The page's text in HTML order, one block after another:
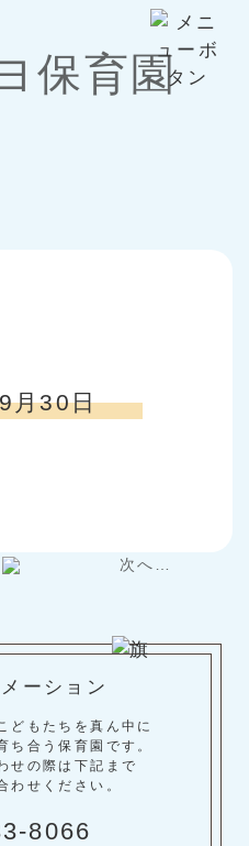
月30日
次へ…
どもたちを真ん中に
ち合う保育園です。
せの際は下記まで
わせください。
8066